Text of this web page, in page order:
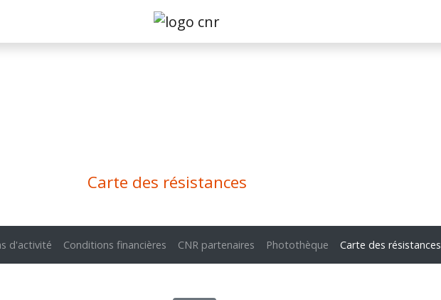
Carte des résistances
d'activité Conditions financières CNR partenaires Photothèque Carte des résistances